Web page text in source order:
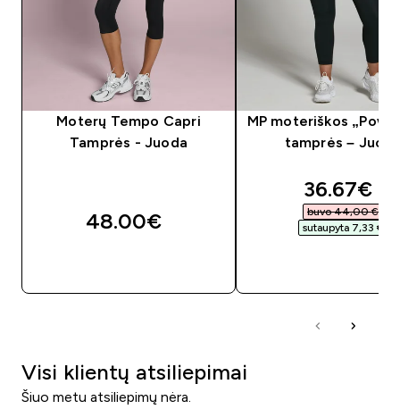
Moterų Tempo Capri
Tamprės - Juoda
48.00€‎
MP moteriškos
tamprės –
36.67€‎
buvo 44,00 €‎
sutaupyta 7,33 €‎
Visi klientų atsiliepimai
Šiuo metu atsiliepimų nėra.